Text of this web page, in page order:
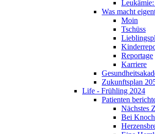
Was macht
Moin
Tschüss
Reportage
Karriere
Zukunftsplan
Life - Frühling 2024
Patienten
Nächstes
Bei